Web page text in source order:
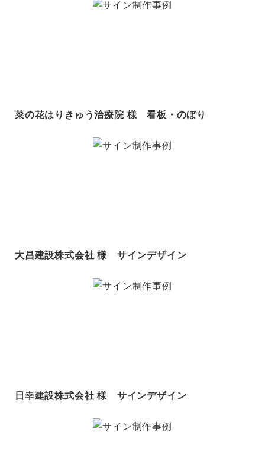
菜の花はりきゅう治療院 様 看板・のぼり
大昌建設株式会社 様 サインデザイン
日幸建設株式会社 様 サインデザイン